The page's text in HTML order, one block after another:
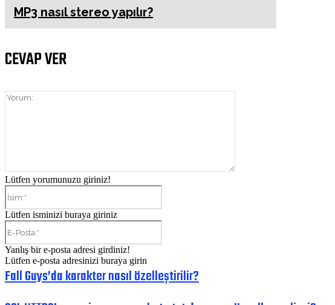
MP3 nasıl stereo yapılır?
CEVAP VER
Lütfen yorumunuzu giriniz!
Lütfen isminizi buraya giriniz
Yanlış bir e-posta adresi girdiniz!
Lütfen e-posta adresinizi buraya girin
Fall Guys’da karakter nasıl özelleştirilir?